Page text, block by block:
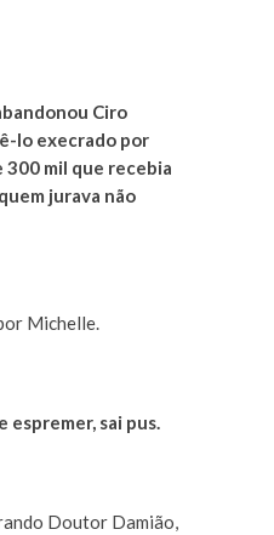
Ciro
lo execrado por
300 mil que recebia
jurava não
Michelle.
espremer, sai pus.
Doutor Damião,